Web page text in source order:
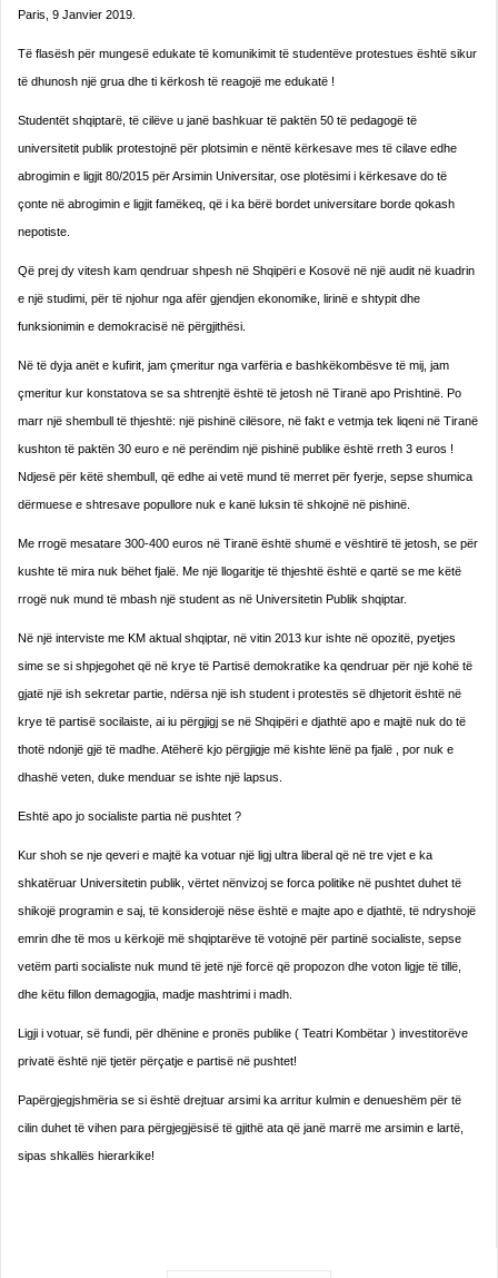
Paris, 9 Janvier 2019.
Të flasësh për mungesë edukate të komunikimit të studentëve protestues është sikur
të dhunosh një grua dhe ti kërkosh të reagojë me edukatë !
Studentët shqiptarë, të cilëve u janë bashkuar të paktën 50 të pedagogë të
universitetit publik protestojnë për plotsimin e nëntë kërkesave mes të cilave edhe
abrogimin e ligjit 80/2015 për Arsimin Universitar, ose plotësimi i kërkesave do të
çonte në abrogimin e ligjit famëkeq, që i ka bërë bordet universitare borde qokash
nepotiste.
Që prej dy vitesh kam qendruar shpesh në Shqipëri e Kosovë në një audit në kuadrin
e një studimi, për të njohur nga afër gjendjen ekonomike, lirinë e shtypit dhe
funksionimin e demokracisë në përgjithësi.
Në të dyja anët e kufirit, jam çmeritur nga varfëria e bashkëkombësve të mij, jam
çmeritur kur konstatova se sa shtrenjtë është të jetosh në Tiranë apo Prishtinë. Po
marr një shembull të thjeshtë: një pishinë cilësore, në fakt e vetmja tek liqeni në Tiranë
kushton të paktën 30 euro e në perëndim një pishinë publike është rreth 3 euros !
Ndjesë për këtë shembull, që edhe ai vetë mund të merret për fyerje, sepse shumica
dërmuese e shtresave popullore nuk e kanë luksin të shkojnë në pishinë.
Me rrogë mesatare 300-400 euros në Tiranë është shumë e vështirë të jetosh, se për
kushte të mira nuk bëhet fjalë. Me një llogaritje të thjeshtë është e qartë se me këtë
rrogë nuk mund të mbash një student as në Universitetin Publik shqiptar.
Në një interviste me KM aktual shqiptar, në vitin 2013 kur ishte në opozitë, pyetjes
sime se si shpjegohet që në krye të Partisë demokratike ka qendruar për një kohë të
gjatë një ish sekretar partie, ndërsa një ish student i protestës së dhjetorit është në
krye të partisë socilaiste, ai iu përgjigj se në Shqipëri e djathtë apo e majtë nuk do të
thotë ndonjë gjë të madhe. Atëherë kjo përgjigje më kishte lënë pa fjalë , por nuk e
dhashë veten, duke menduar se ishte një lapsus.
Eshtë apo jo socialiste partia në pushtet ?
Kur shoh se nje qeveri e majtë ka votuar një ligj ultra liberal që në tre vjet e ka
shkatëruar Universitetin publik, vërtet nënvizoj se forca politike në pushtet duhet të
shikojë programin e saj, të konsiderojë nëse është e majte apo e djathtë, të ndryshojë
emrin dhe të mos u kërkojë më shqiptarëve të votojnë për partinë socialiste, sepse
vetëm parti socialiste nuk mund të jetë një forcë që propozon dhe voton ligje të tillë,
dhe këtu fillon demagogjia, madje mashtrimi i madh.
Ligji i votuar, së fundi, për dhënine e pronës publike ( Teatri Kombëtar ) investitorëve
privatë është një tjetër përçatje e partisë në pushtet!
Papërgjegjshmëria se si është drejtuar arsimi ka arritur kulmin e denueshëm për të
cilin duhet të vihen para përgjegjësisë të gjithë ata që janë marrë me arsimin e lartë,
sipas shkallës hierarkike!